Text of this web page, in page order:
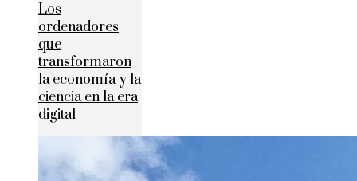
Los
ordenadores
que
transformaron
la economía y la
ciencia en la era
digital